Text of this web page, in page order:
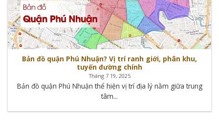
Bản đồ quận Phú Nhuận? Vị trí ranh giới, phân khu,
tuyến đường chính
Tháng 7 19, 2025
Bản đồ quận Phú Nhuận thể hiện vị trí địa lý nằm giữa trung
tâm...